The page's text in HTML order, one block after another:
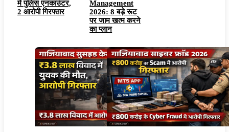
में पुलिस एनकाउंटर,
2 आरोपी गिरफ्तार
Management
2026: 8 बड़े रूट
पर जाम खत्म करने
का प्लान